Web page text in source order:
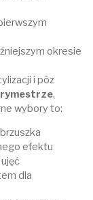
okresie
i póz
,
wybory to:
efektu
dla